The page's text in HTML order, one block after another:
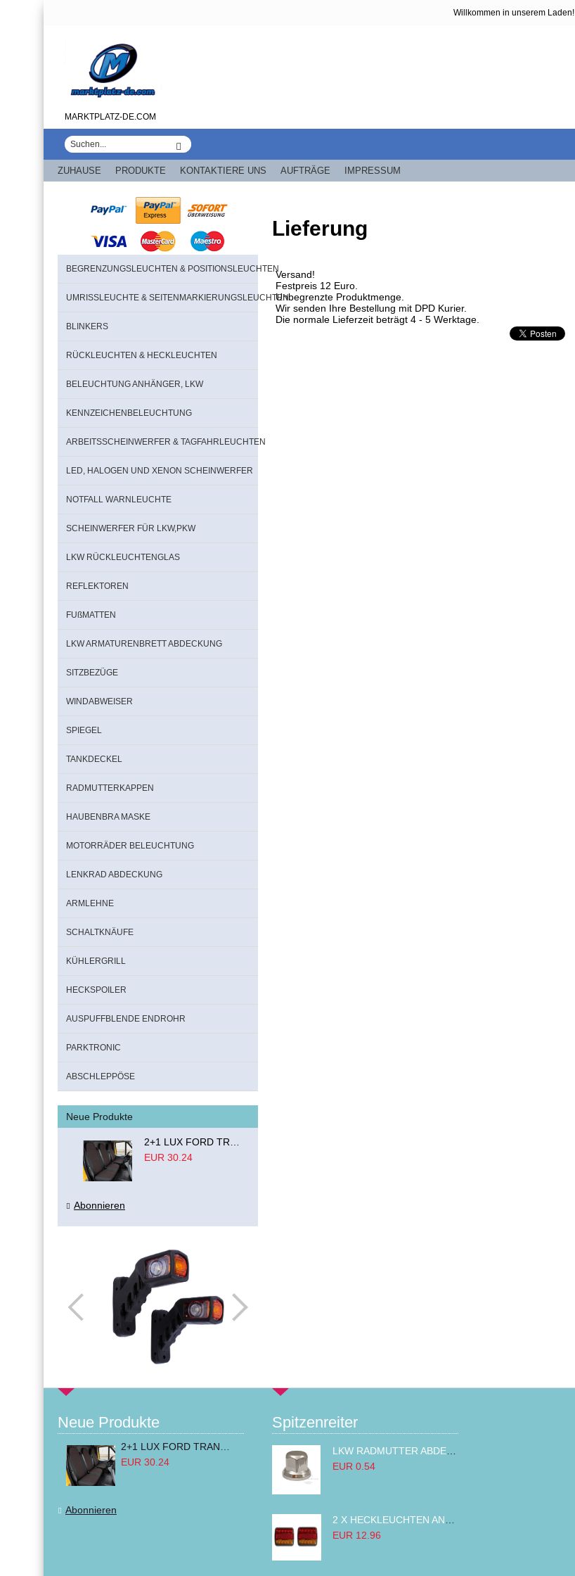
Willkommen in unserem Laden!
MARKTPLATZ-DE.COM
ZUHAUSE PRODUKTE KONTAKTIERE UNS AUFTRÄGE IMPRESSUM
BEGRENZUNGSLEUCHTEN & POSITIONSLEUCHTEN
UMRISSLEUCHTE & SEITENMARKIERUNGSLEUCHTEN
BLINKERS
RÜCKLEUCHTEN & HECKLEUCHTEN
BELEUCHTUNG ANHÄNGER, LKW
KENNZEICHENBELEUCHTUNG
ARBEITSSCHEINWERFER & TAGFAHRLEUCHTEN
LED, HALOGEN UND XENON SCHEINWERFER
NOTFALL WARNLEUCHTE
SCHEINWERFER FÜR LKW,PKW
LKW RÜCKLEUCHTENGLAS
REFLEKTOREN
FUßMATTEN
LKW ARMATURENBRETT ABDECKUNG
SITZBEZÜGE
WINDABWEISER
SPIEGEL
TANKDECKEL
RADMUTTERKAPPEN
HAUBENBRA MASKE
MOTORRÄDER BELEUCHTUNG
LENKRAD ABDECKUNG
ARMLEHNE
SCHALTKNÄUFE
KÜHLERGRILL
HECKSPOILER
AUSPUFFBLENDE ENDROHR
PARKTRONIC
ABSCHLEPPÖSE
Neue Produkte
EUR 30.24
Abonnieren
Lieferung
Versand!
Festpreis 12 Euro.
Unbegrenzte Produktmenge.
Wir senden Ihre Bestellung mit DPD Kurier.
Die normale Lieferzeit beträgt 4 - 5 Werktage.
Neue Produkte
EUR 30.24
Abonnieren
Spitzenreiter
LKW RADMUTTER ABDECKKAPPEN SECHSKANT KAPPEN FELGEN BOLZENABDECKUNGEN CHROM 32MM
EUR 0.54
EUR 12.96